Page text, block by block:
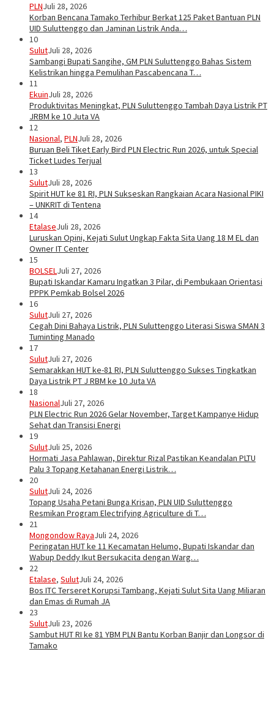
PLNJuli 28, 2026
Korban Bencana Tamako Terhibur Berkat 125 Paket Bantuan PLN
UID Suluttenggo dan Jaminan Listrik Anda…
10
SulutJuli 28, 2026
Sambangi Bupati Sangihe, GM PLN Suluttenggo Bahas Sistem
Kelistrikan hingga Pemulihan Pascabencana T…
11
EkuinJuli 28, 2026
Produktivitas Meningkat, PLN Suluttenggo Tambah Daya Listrik PT
JRBM ke 10 Juta VA
12
Nasional, PLNJuli 28, 2026
Buruan Beli Tiket Early Bird PLN Electric Run 2026, untuk Special
Ticket Ludes Terjual
13
SulutJuli 28, 2026
Spirit HUT ke 81 RI, PLN Sukseskan Rangkaian Acara Nasional PIKI
– UNKRIT di Tentena
14
EtalaseJuli 28, 2026
Luruskan Opini, Kejati Sulut Ungkap Fakta Sita Uang 18 M EL dan
Owner IT Center
15
BOLSELJuli 27, 2026
Bupati Iskandar Kamaru Ingatkan 3 Pilar, di Pembukaan Orientasi
PPPK Pemkab Bolsel 2026
16
SulutJuli 27, 2026
Cegah Dini Bahaya Listrik, PLN Suluttenggo Literasi Siswa SMAN 3
Tuminting Manado
17
SulutJuli 27, 2026
Semarakkan HUT ke-81 RI, PLN Suluttenggo Sukses Tingkatkan
Daya Listrik PT J RBM ke 10 Juta VA
18
NasionalJuli 27, 2026
PLN Electric Run 2026 Gelar November, Target Kampanye Hidup
Sehat dan Transisi Energi
19
SulutJuli 25, 2026
Hormati Jasa Pahlawan, Direktur Rizal Pastikan Keandalan PLTU
Palu 3 Topang Ketahanan Energi Listrik…
20
SulutJuli 24, 2026
Topang Usaha Petani Bunga Krisan, PLN UID Suluttenggo
Resmikan Program Electrifying Agriculture di T…
21
Mongondow RayaJuli 24, 2026
Peringatan HUT ke 11 Kecamatan Helumo, Bupati Iskandar dan
Wabup Deddy Ikut Bersukacita dengan Warg…
22
Etalase, SulutJuli 24, 2026
Bos ITC Terseret Korupsi Tambang, Kejati Sulut Sita Uang Miliaran
dan Emas di Rumah JA
23
SulutJuli 23, 2026
Sambut HUT RI ke 81 YBM PLN Bantu Korban Banjir dan Longsor di
Tamako